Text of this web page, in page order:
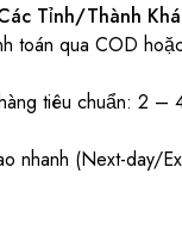
Tỉnh/Thành
toán qua COD
tiêu chuẩn: 2 –
nhanh (Next-day/